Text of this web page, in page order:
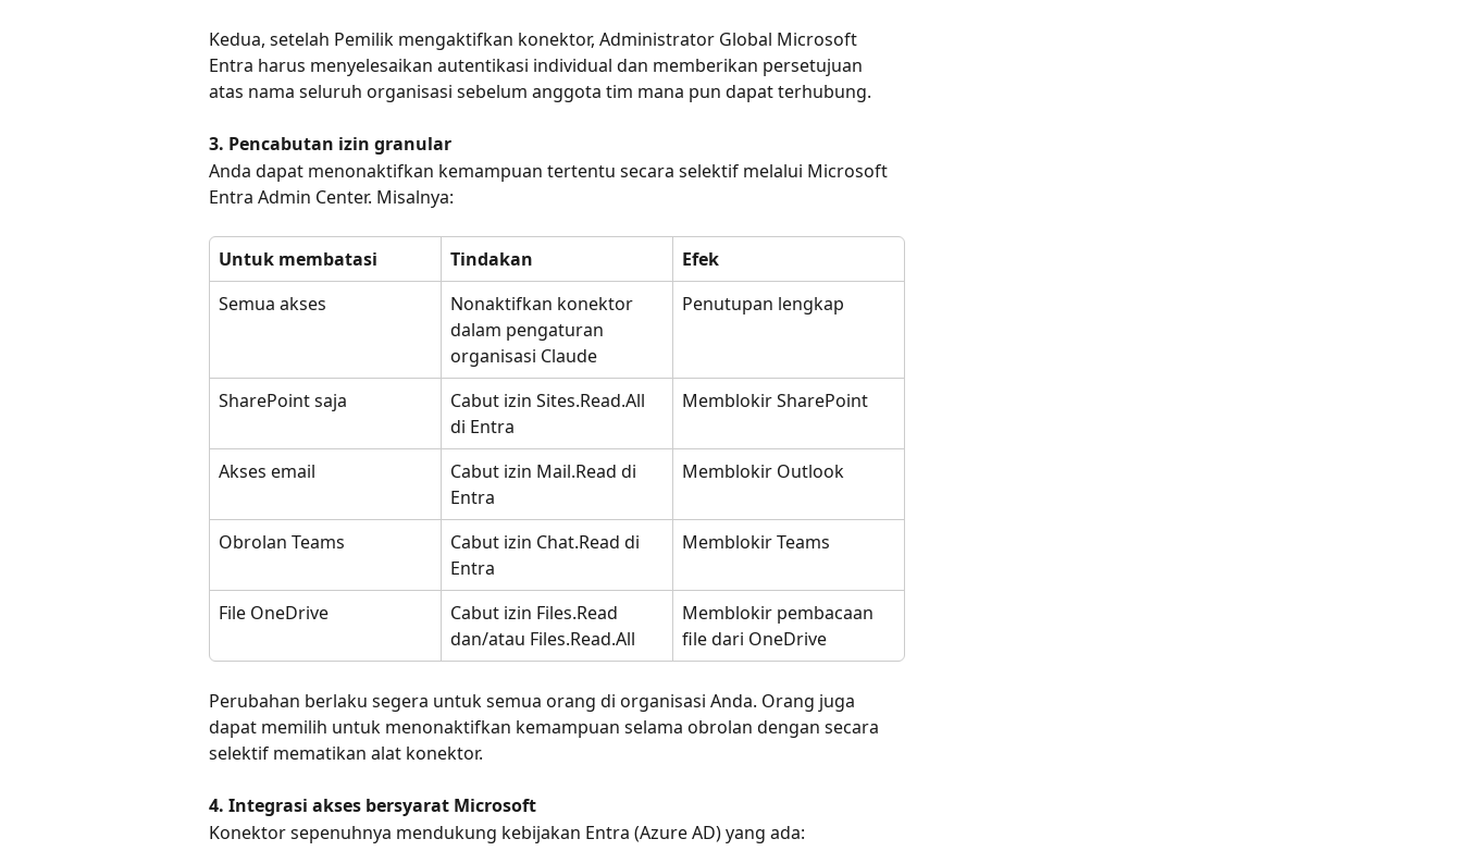
Kedua, setelah Pemilik mengaktifkan konektor, Administrator Global Microsoft
Entra harus menyelesaikan autentikasi individual dan memberikan persetujuan
atas nama seluruh organisasi sebelum anggota tim mana pun dapat terhubung.
3. Pencabutan izin granular
Anda dapat menonaktifkan kemampuan tertentu secara selektif melalui Microsoft
Entra Admin Center. Misalnya:
Untuk membatasi Tindakan
Efek
Semua akses
Nonaktifkan konektor
dalam pengaturan
organisasi Claude
Penutupan lengkap
SharePoint saja
Cabut izin Sites.Read.All
di Entra
Memblokir SharePoint
Akses email
Cabut izin Mail.Read di
Entra
Memblokir Outlook
Obrolan Teams
Cabut izin Chat.Read di
Entra
Memblokir Teams
File OneDrive
Cabut izin Files.Read
dan/atau Files.Read.All
Memblokir pembacaan
file dari OneDrive
Perubahan berlaku segera untuk semua orang di organisasi Anda. Orang juga
dapat memilih untuk menonaktifkan kemampuan selama obrolan dengan secara
selektif mematikan alat konektor.
4. Integrasi akses bersyarat Microsoft
Konektor sepenuhnya mendukung kebijakan Entra (Azure AD) yang ada: